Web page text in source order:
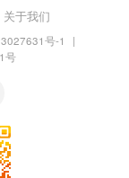
关于我们
号-1
|
号